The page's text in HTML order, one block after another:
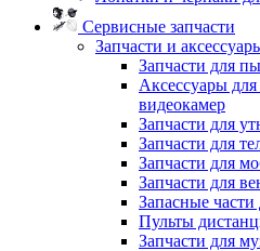
Сервисные запчасти
Запчасти и
Запчасти для
Аксессуары
видеокамер
Запчасти для
Запчасти для
Запчасти для
Запчасти для
Запасные части
Пульты
Запчасти для